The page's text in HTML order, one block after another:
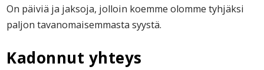
On päiviä ja jaksoja, jolloin koemme olomme tyhjäksi
paljon tavanomaisemmasta syystä.
Kadonnut yhteys